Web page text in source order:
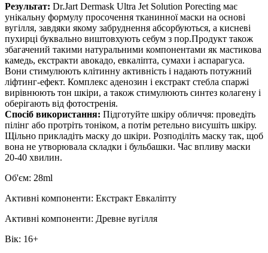
Результат: Dr.Jart Dermask Ultra Jet Solution Porecting має
унікальну формулу просочення тканинної маски на основі
вугілля, завдяки якому забруднення абсорбуються, а кисневі
пухирці буквально виштовхують себум з пор.Продукт також
збагачений такими натуральними компонентами як мастикова
камедь, екстракти авокадо, евкаліпта, сумахи і аспарагуса.
Вони стимулюють клітинну активність і надають потужний
ліфтинг-ефект. Комплекс аденозин і екстракт стебла спаржі
вирівнюють тон шкіри, а також стимулюють синтез колагену і
оберігають від фотостренія.
Спосіб використання: Підготуйте шкіру обличчя: проведіть
пілінг або протріть тоніком, а потім ретельно висушіть шкіру.
Щільно прикладіть маску до шкіри. Розподіліть маску так, щоб
вона не утворювала складки і бульбашки. Час впливу маски
20-40 хвилин.
Об'єм: 28ml
Активні компоненти: Екстракт Евкаліпту
Активні компоненти: Древне вугілля
Вік: 16+